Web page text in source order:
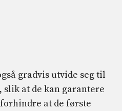
gradvis utvide seg til
at de kan garantere
at de første